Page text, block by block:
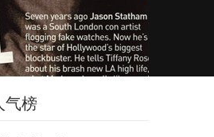
气榜